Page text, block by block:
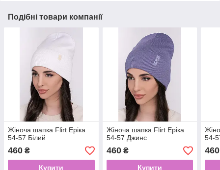
Подібні товари компанії
Жіноча шапка Flirt Еріка
54-57 Білий
460 ₴
Купити
Жіноча шапка Flirt Еріка
54-57 Джинс
460₴
Купити
54-
460